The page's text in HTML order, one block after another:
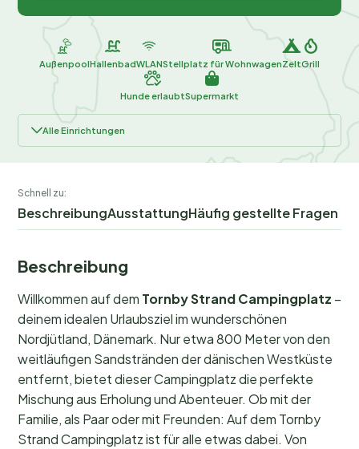
AußenpoolHallenbadWLANStellplatz für WohnwagenZeltGrill
Hunde erlaubtSupermarkt
Alle Einrichtungen
Schnell zu:
BeschreibungAusstattungHäufig gestellte Fragen
Beschreibung
Willkommen auf dem Tornby Strand Campingplatz –
deinem idealen Urlaubsziel im wunderschönen
Nordjütland, Dänemark. Nur etwa 800 Meter von den
weitläufigen Sandstränden der dänischen Westküste
entfernt, bietet dieser Campingplatz die perfekte
Mischung aus Erholung und Abenteuer. Ob mit der
Familie, als Paar oder mit Freunden: Auf dem Tornby
Strand Campingplatz ist für alle etwas dabei. Von